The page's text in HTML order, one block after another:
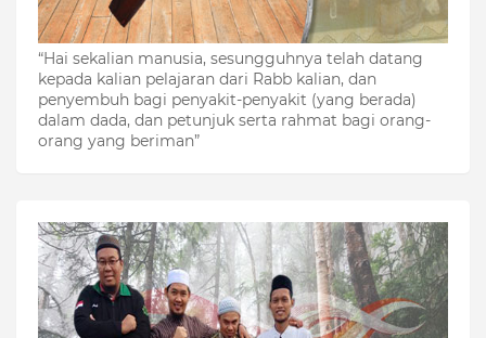
“Hai sekalian manusia, sesungguhnya telah datang
kepada kalian pelajaran dari Rabb kalian, dan
penyembuh bagi penyakit-penyakit (yang berada)
dalam dada, dan petunjuk serta rahmat bagi orang-
orang yang beriman”